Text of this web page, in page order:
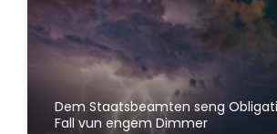
Dem Staatsbeamten seng
Fall vun engem Dimmer